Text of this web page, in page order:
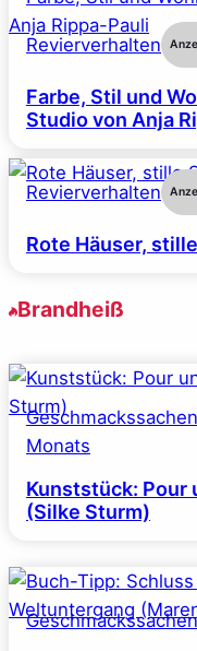
Revierverhalten
Farbe, Stil und
Studio von Anja
Revierverhalten
Rote Häuser,
Brandheiß
Geschmackssachen
Monats
Kunststück: Pour
(Silke Sturm)
Geschmackssachen